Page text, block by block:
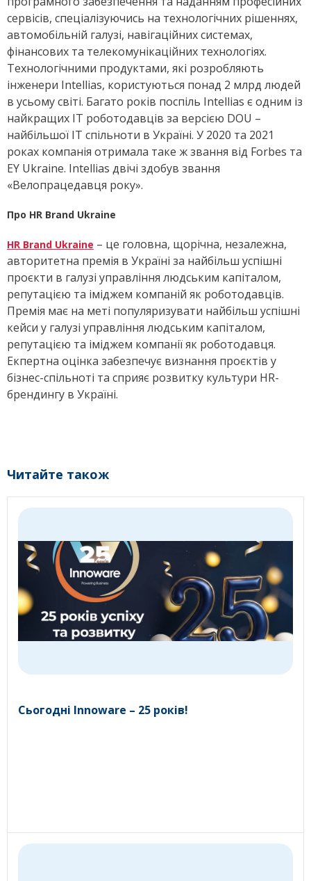
сервісів, спеціалізуючись на технологічних рішеннях,
автомобільній галузі, навігаційних системах,
фінансових та телекомунікаційних технологіях.
Технологічними продуктами, які розробляють
інженери Intellias, користуються понад 2 млрд людей
в усьому світі. Багато років поспіль Intellias є одним із
найкращих ІТ роботодавців за версією DOU –
найбільшої ІТ спільноти в Україні. У 2020 та 2021
роках компанія отримала таке ж звання від Forbes та
EY Ukraine. Intellias двічі здобув звання
«Велопрацедавця року».
Про HR Brand Ukraine
HR Brand Ukraine – це головна, щорічна, незалежна,
авторитетна премія в Україні за найбільш успішні
проєкти в галузі управління людським капіталом,
репутацією та іміджем компаній як роботодавців.
Премія має на меті популяризувати найбільш успішні
кейси у галузі управління людським капіталом,
репутацією та іміджем компанії як роботодавця.
Екпертна оцінка забезпечує визнання проєктів у
бізнес-спільноті та сприяє розвитку культури HR-
брендингу в Україні.
Читайте також
Сьогодні Innoware – 25 років!